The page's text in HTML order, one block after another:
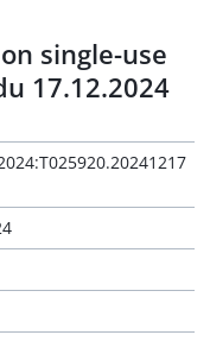
single-use
17.12.2024